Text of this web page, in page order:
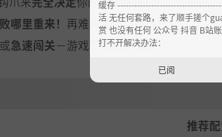
哪里重来！ 再难的关也可以过。
急速闯关－游戏节凑由你主宰！
推荐
缓存
活 无任何套路，来了顺手搓个
赏 也没有任何 公众号 抖音 B站
打不开解决办法：
已阅